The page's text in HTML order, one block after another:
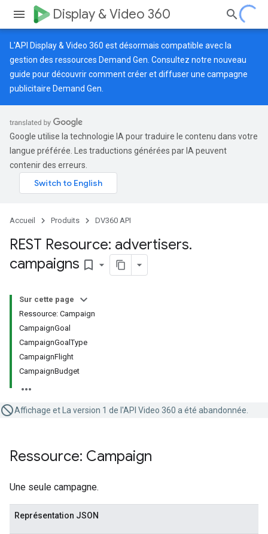
Display & Video 360
L'API Display & Video 360 est désormais compatible avec la
gestion des ressources Demand Gen. Consultez notre nouveau
guide pour découvrir comment créer et diffuser une campagne
publicitaire Demand Gen.
Google utilise la technologie IA pour traduire le contenu dans votre
langue préférée. Les traductions générées par IA peuvent
contenir des erreurs.
Accueil Produits DV360 API
REST Resource: advertisers.
campaigns bookmark_border
Sur cette page
Ressource: Campaign
CampaignGoal
CampaignGoalType
CampaignFlight
CampaignBudget
Affichage et La version 1 de l'API Video 360 a été abandonnée.
Ressource: Campaign
Une seule campagne.
Représentation JSON